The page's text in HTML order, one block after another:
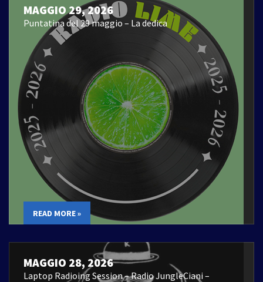
MAGGIO 29, 2026
Puntatina del 29 maggio – La dedica
READ MORE »
MAGGIO 28, 2026
Laptop Radioing Session – Radio JungleCiani –